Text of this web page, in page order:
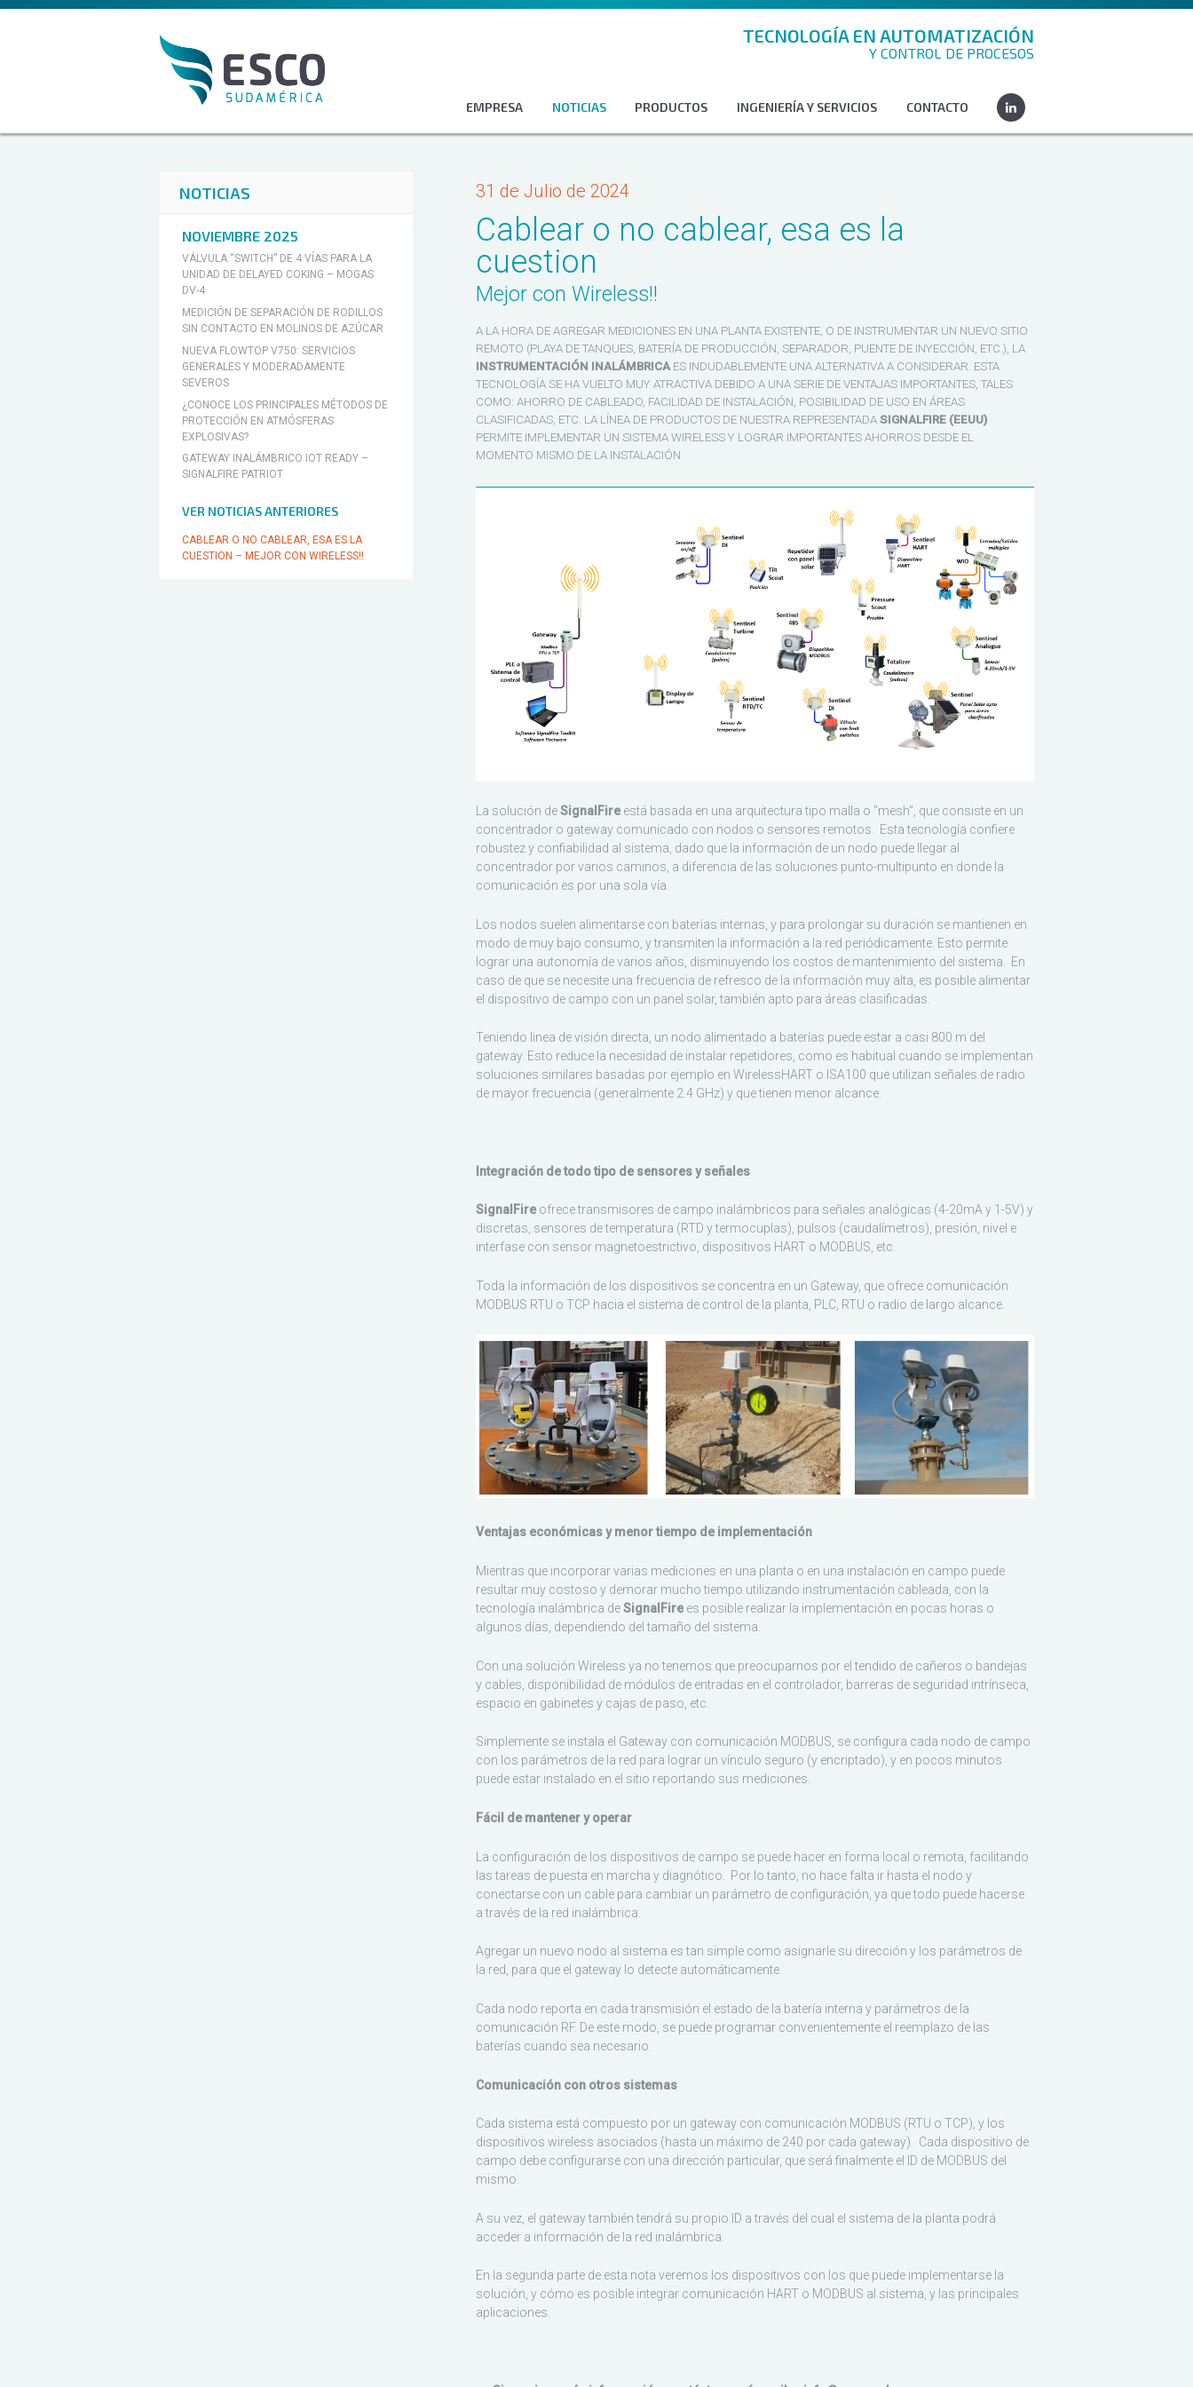
ESCO Sudamérica
TECNOLOGÍA EN AUTOMATIZACIÓN
Y CONTROL DE PROCESOS
EMPRESA NOTICIAS PRODUCTOS INGENIERÍA Y SERVICIOS CONTACTO
NOTICIAS
NOVIEMBRE 2025
VÁLVULA “SWITCH” DE 4 VÍAS PARA LA
UNIDAD DE DELAYED COKING – MOGAS
DV-4
MEDICIÓN DE SEPARACIÓN DE RODILLOS
SIN CONTACTO EN MOLINOS DE AZÚCAR
NUEVA FLOWTOP V750: SERVICIOS
GENERALES Y MODERADAMENTE
SEVEROS
¿CONOCE LOS PRINCIPALES MÉTODOS DE
PROTECCIÓN EN ATMÓSFERAS
EXPLOSIVAS?
GATEWAY INALÁMBRICO IOT READY –
SIGNALFIRE PATRIOT
VER NOTICIAS ANTERIORES
CABLEAR O NO CABLEAR, ESA ES LA
CUESTION – MEJOR CON WIRELESS!!
31 de Julio de 2024
Cablear o no cablear, esa es la
cuestion
Mejor con Wireless!!
A LA HORA DE AGREGAR MEDICIONES EN UNA PLANTA EXISTENTE, O DE INSTRUMENTAR UN NUEVO SITIO
REMOTO (PLAYA DE TANQUES, BATERÍA DE PRODUCCIÓN, SEPARADOR, PUENTE DE INYECCIÓN, ETC.), LA
INSTRUMENTACIÓN INALÁMBRICAES INDUDABLEMENTE UNA ALTERNATIVA A CONSIDERAR. ESTA
TECNOLOGÍA SE HA VUELTO MUY ATRACTIVA DEBIDO A UNA SERIE DE VENTAJAS IMPORTANTES, TALES
COMO: AHORRO DE CABLEADO, FACILIDAD DE INSTALACIÓN, POSIBILIDAD DE USO EN ÁREAS
CLASIFICADAS, ETC. LA LÍNEA DE PRODUCTOS DE NUESTRA REPRESENTADA SIGNALFIRE (EEUU)
PERMITE IMPLEMENTAR UN SISTEMA WIRELESS Y LOGRAR IMPORTANTES AHORROS DESDE EL
MOMENTO MISMO DE LA INSTALACIÓN.
La solución deSignalFireestá basada en una arquitectura tipo malla o “mesh”, que consiste en un
concentrador o gateway comunicado con nodos o sensores remotos. Esta tecnología confiere
robustez y confiabilidad al sistema, dado que la información de un nodo puede llegar al
concentrador por varios caminos, a diferencia de las soluciones punto-multipunto en donde la
comunicación es por una sola vía.
Los nodos suelen alimentarse con baterías internas, y para prolongar su duración se mantienen en
modo de muy bajo consumo, y transmiten la información a la red periódicamente. Esto permite
lograr una autonomía de varios años, disminuyendo los costos de mantenimiento del sistema. En
caso de que se necesite una frecuencia de refresco de la información muy alta, es posible alimentar
el dispositivo de campo con un panel solar, también apto para áreas clasificadas.
Teniendo linea de visión directa, un nodo alimentado a baterías puede estar a casi 800 m del
gateway. Esto reduce la necesidad de instalar repetidores, como es habitual cuando se implementan
soluciones similares basadas por ejemplo en WirelessHART o ISA100 que utilizan señales de radio
de mayor frecuencia (generalmente 2.4 GHz) y que tienen menor alcance.
Integración de todo tipo de sensores y señales
SignalFireofrece transmisores de campo inalámbricos para señales analógicas (4-20mA y 1-5V) y
discretas, sensores de temperatura (RTD y termocuplas), pulsos (caudalímetros), presión, nivel e
interfase con sensor magnetoestrictivo, dispositivos HART o MODBUS, etc.
Toda la información de los dispositivos se concentra en un Gateway, que ofrece comunicación
MODBUS RTU o TCP hacia el sistema de control de la planta, PLC, RTU o radio de largo alcance.
Ventajas económicas y menor tiempo de implementación
Mientras que incorporar varias mediciones en una planta o en una instalación en campo puede
resultar muy costoso y demorar mucho tiempo utilizando instrumentación cableada, con la
tecnología inalámbrica deSignalFirees posible realizar la implementación en pocas horas o
algunos días, dependiendo del tamaño del sistema.
Con una solución Wireless ya no tenemos que preocuparnos por el tendido de cañeros o bandejas
y cables, disponibilidad de módulos de entradas en el controlador, barreras de seguridad intrínseca,
espacio en gabinetes y cajas de paso, etc.
Simplemente se instala el Gateway con comunicación MODBUS, se configura cada nodo de campo
con los parámetros de la red para lograr un vínculo seguro (y encriptado), y en pocos minutos
puede estar instalado en el sitio reportando sus mediciones.
Fácil de mantener y operar
La configuración de los dispositivos de campo se puede hacer en forma local o remota, facilitando
las tareas de puesta en marcha y diagnótico. Por lo tanto, no hace falta ir hasta el nodo y
conectarse con un cable para cambiar un parámetro de configuración, ya que todo puede hacerse
a través de la red inalámbrica.
Agregar un nuevo nodo al sistema es tan simple como asignarle su dirección y los parámetros de
la red, para que el gateway lo detecte automáticamente.
Cada nodo reporta en cada transmisión el estado de la batería interna y parámetros de la
comunicación RF. De este modo, se puede programar convenientemente el reemplazo de las
baterías cuando sea necesario.
Comunicación con otros sistemas
Cada sistema está compuesto por un gateway con comunicación MODBUS (RTU o TCP), y los
dispositivos wireless asociados (hasta un máximo de 240 por cada gateway). Cada dispositivo de
campo debe configurarse con una dirección particular, que será finalmente el ID de MODBUS del
mismo.
A su vez, el gateway también tendrá su propio ID a través del cual el sistema de la planta podrá
acceder a información de la red inalámbrica.
En la segunda parte de esta nota veremos los dispositivos con los que puede implementarse la
solución, y cómo es posible integrar comunicación HART o MODBUS al sistema, y las principales
aplicaciones.